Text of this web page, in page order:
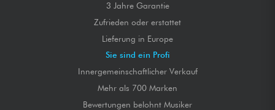
3 Jahre Garantie
Zufrieden oder erstattet
Lieferung in Europe
Sie sind ein Profi
Innergemeinschaftlicher Verkauf
Mehr als 700 Marken
Bewertungen belohnt Musiker